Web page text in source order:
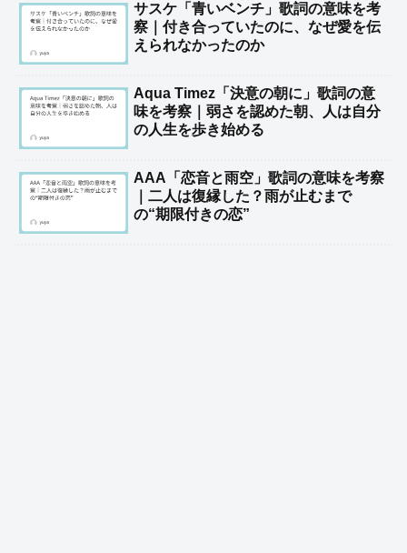
サスケ「青いベンチ」歌詞の意味を考
察｜付き合っていたのに、なぜ愛を伝
えられなかったのか
Aqua Timez「決意の朝に」歌詞の意
味を考察｜弱さを認めた朝、人は自分
の人生を歩き始める
AAA「恋音と雨空」歌詞の意味を考察
｜二人は復縁した？雨が止むまで
の“期限付きの恋”